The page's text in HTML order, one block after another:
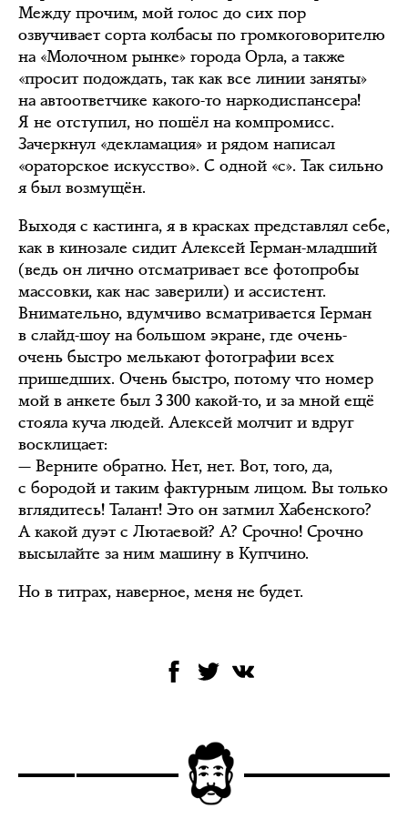
Между прочим, мой голос до сих пор
озвучивает сорта колбасы по громкоговорителю
на «Молочном рынке» города Орла, а также
«просит подождать, так как все линии заняты»
на автоответчике какого-то наркодиспансера!
Я не отступил, но пошёл на компромисс.
Зачеркнул «декламация» и рядом написал
«ораторское искусство». С одной «с». Так сильно
я был возмущён.
Выходя с кастинга, я в красках представлял себе,
как в кинозале сидит Алексей Герман-младший
(ведь он лично отсматривает все фотопробы
массовки, как нас заверили) и ассистент.
Внимательно, вдумчиво всматривается Герман
в слайд-шоу на большом экране, где очень-
очень быстро мелькают фотографии всех
пришедших. Очень быстро, потому что номер
мой в анкете был 3 300 какой-то, и за мной ещё
стояла куча людей. Алексей молчит и вдруг
восклицает:
— Верните обратно. Нет, нет. Вот, того, да,
с бородой и таким фактурным лицом. Вы только
вглядитесь! Талант! Это он затмил Хабенского?
А какой дуэт с Лютаевой? А? Срочно! Срочно
высылайте за ним машину в Купчино.
Но в титрах, наверное, меня не будет.